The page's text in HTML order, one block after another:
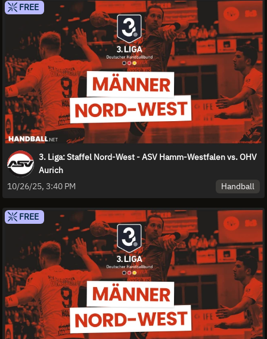
FREE
3. Liga: Staffel Nord-West - ASV Hamm-Westfalen vs. OHV
Aurich
10/26/25, 3:40 PM
Handball
FREE